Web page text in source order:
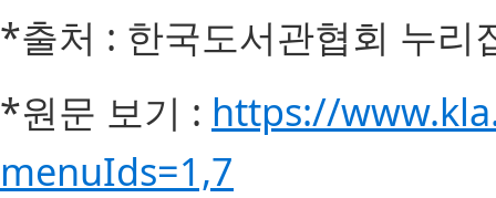
*출처 : 한국도서관협회 누리
*원문 보기 : https://
menuIds=1,7